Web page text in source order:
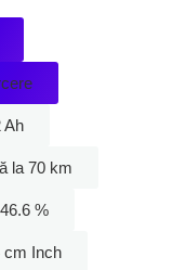
Ah
la 70 km
%
cm Inch